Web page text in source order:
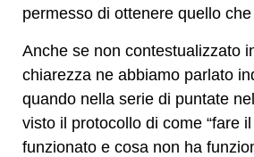
permesso di ottenere quello
Anche se non contestualizzato
chiarezza ne abbiamo parlato
quando nella serie di puntate
visto il protocollo di come “fare
funzionato e cosa non ha